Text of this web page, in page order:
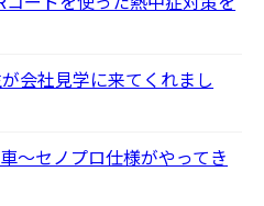
会社見学に来てくれまし
～セノプロ仕様がやってき